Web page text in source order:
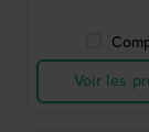
Voir les